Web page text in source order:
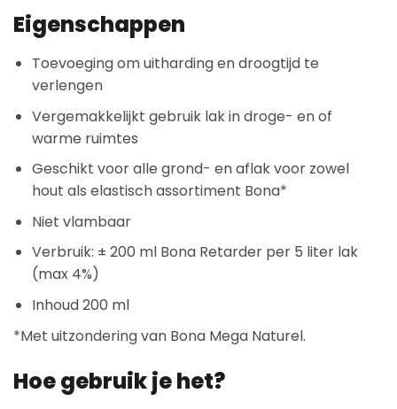
Eigenschappen
Toevoeging om uitharding en droogtijd te
verlengen
Vergemakkelijkt gebruik lak in droge- en of
warme ruimtes
Geschikt voor alle grond- en aflak voor zowel
hout als elastisch assortiment Bona*
Niet vlambaar
Verbruik: ± 200 ml Bona Retarder per 5 liter lak
(max 4%)
Inhoud 200 ml
*Met uitzondering van Bona Mega Naturel.
Hoe gebruik je het?